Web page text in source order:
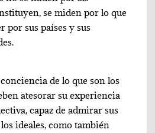
se miden por lo que
por sus países y sus
de lo que son los
atesorar su experiencia
capaz de admirar sus
ideales, como también